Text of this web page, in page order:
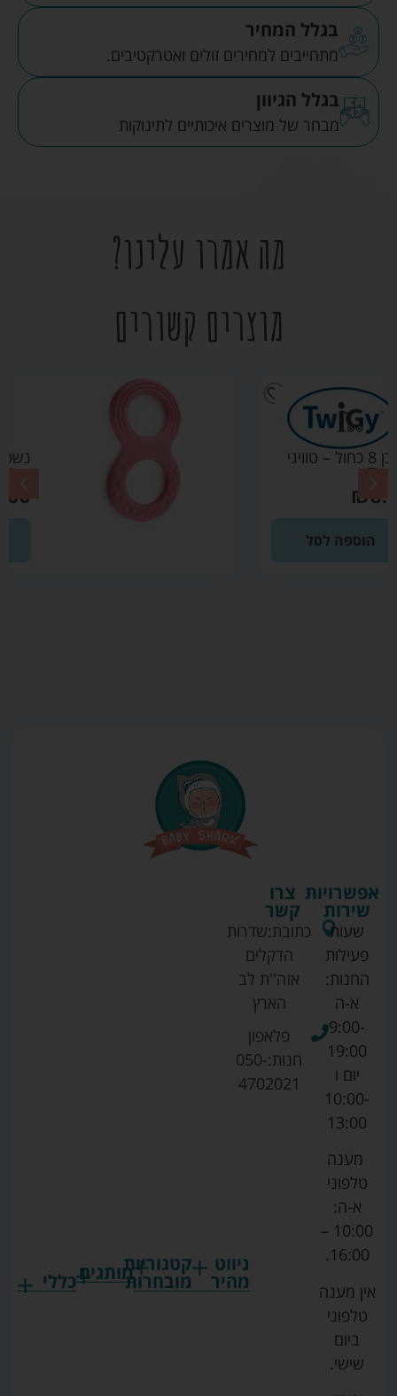
בגלל המחיר
מתחייבים למחירים זולים ואטרקטיבים.
בגלל הגיוון
מבחר של מוצרים איכותיים לתינוקות
מה אמרו עלינו?
מוצרים קשורים
נשכן 8 ורוד – טוויגי
8.00
ניווט
מהיר
קטגוריות
מובחרותמותגים
גרקו
כללי
צרו
קשר
כתובת:שדרות
הדקלים
אזה''ת לב
הארץ
פלאפון
חנות:050-
4702021
אפשרויות
שירות
שעות
פעילות
החנות:
א-ה
9:00-
19:00
יום ו
10:00-
13:00
מענה
טלפוני
א-ה:
10:00 –
16:00.
אין מענה
טלפוני
ביום
שישי.